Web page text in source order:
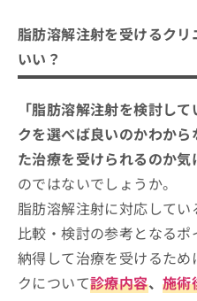
クリニックを選ぶ際
れも合わせて紹介
広島市で評判の脂
めのクリニック5選
広島プルミエクリニ
アンベリエクリニック
エルムクリニック 広
湘南美容クリニック
ラミュー広島中央ク
脂肪溶解注射を受けるク
いい？
「脂肪溶解注射を検討し
クを選べば良いのかわか
た治療を受けられるのか気
のではないでしょうか。
脂肪溶解注射に対応してい
比較・検討の参考となるポ
納得して治療を受けるた
クについて診療内容、 施術
掲
載
情
の
修
正
は
こ
ち
ら
そ
の
他
拡
充
の
申
し
込
み
は
ち
ら